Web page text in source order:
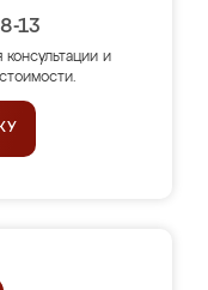
13
консультации и